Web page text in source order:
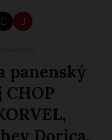
OLEJ
panenský
Dorica,